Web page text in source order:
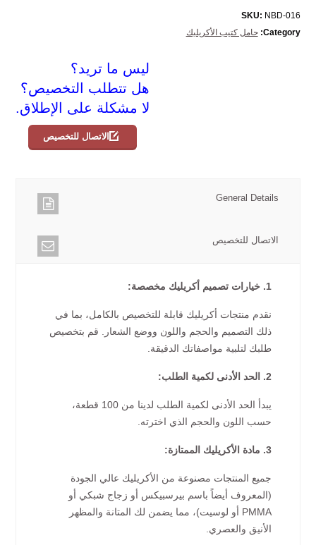
SKU: NBD-016
Category: حامل كتيب الأكريليك
ليس ما تريد؟
هل تتطلب التخصيص؟
لا مشكلة على الإطلاق.
الاتصال للتخصيص
General Details
الاتصال للتخصيص
1. خيارات تصميم أكريليك مخصصة:
نقدم منتجات أكريليك قابلة للتخصيص بالكامل، بما في
ذلك التصميم والحجم واللون ووضع الشعار. قم بتخصيص
طلبك لتلبية مواصفاتك الدقيقة.
2. الحد الأدنى لكمية الطلب:
يبدأ الحد الأدنى لكمية الطلب لدينا من 100 قطعة،
حسب اللون والحجم الذي اخترته.
3. مادة الأكريليك الممتازة:
جميع المنتجات مصنوعة من الأكريليك عالي الجودة
(المعروف أيضاً باسم بيرسبيكس أو زجاج شبكي أو
PMMA أو لوسيت)، مما يضمن لك المتانة والمظهر
الأنيق والعصري.